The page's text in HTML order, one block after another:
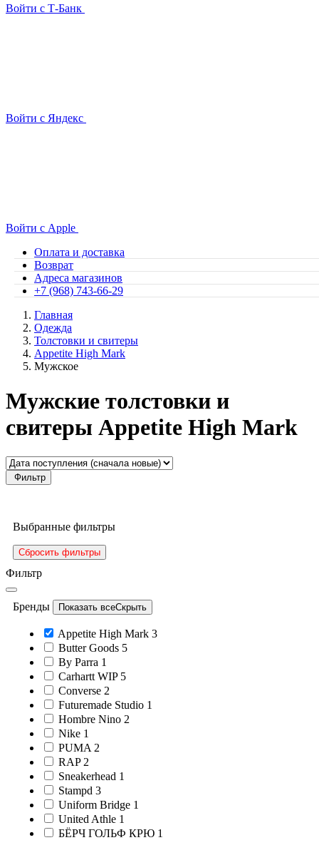
Войти с Т-Банк
Войти с Яндекс
Войти с Apple
Оплата и доставка
Возврат
Адреса магазинов
+7 (968) 743-66-29
Главная
Одежда
Толстовки и свитеры
Appetite High Mark
Мужское
Мужские толстовки и
свитеры Appetite High Mark
Фильтр
Выбранные фильтры
Сбросить фильтры
Фильтр
Бренды Показать всеСкрыть
Appetite High Mark 3
Butter Goods 5
By Parra 1
Carhartt WIP 5
Converse 2
Futuremade Studio 1
Hombre Nino 2
Nike 1
PUMA 2
RAP 2
Sneakerhead 1
Stampd 3
Uniform Bridge 1
United Athle 1
БЁРЧ ГОЛЬФ КРЮ 1